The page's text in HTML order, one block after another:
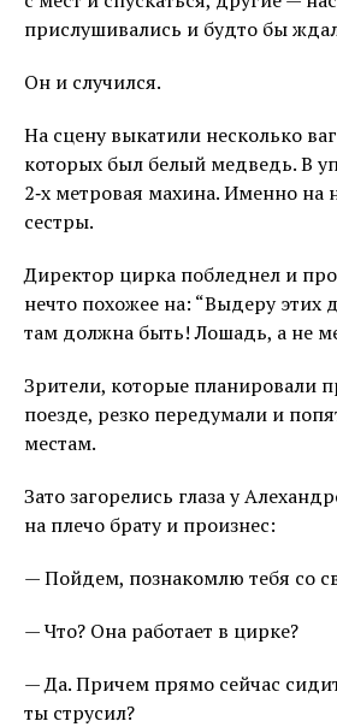
прислушивались и будто бы
Он и случился.
На сцену выкатили несколько
которых был белый медведь. В
2‑х метровая махина. Именно на
сестры.
Директор цирка побледнел и
нечто похожее на: “Выдеру этих
там должна быть! Лошадь, а не
Зрители, которые планировали
поезде, резко передумали и
местам.
Зато загорелись глаза у
на плечо брату и произнес:
— Пойдем, познакомлю тебя со
— Что? Она работает в цирке?
— Да. Причем прямо сейчас
ты струсил?